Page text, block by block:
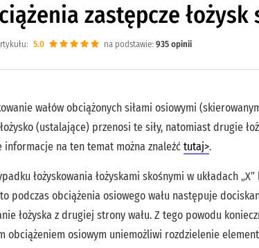
zastępcze łożysk
5.0 na podstawie: 935 opinii
wałów obciążonych siłami osiowymi
(ustalające) przenosi te siły, natomiast drugie
informacje na ten temat można znaleźć tutaj>.
łożyskowania łożyskami skośnymi w układach
podczas obciążenia osiowego wału następuje
łożyska z drugiej strony wału. Z tego powodu
obciążeniem osiowym uniemożliwi rozdzielenie